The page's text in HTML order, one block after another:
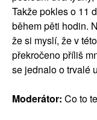
Takže pokles o 11
během pěti hodin.
že si myslí, že v
překročeno příliš
se jednalo o trvalé
Moderátor: Co to